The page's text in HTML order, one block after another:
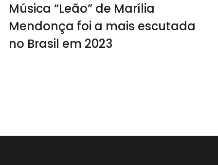
Música “Leão” de Marília
Mendonça foi a mais escutada
no Brasil em 2023